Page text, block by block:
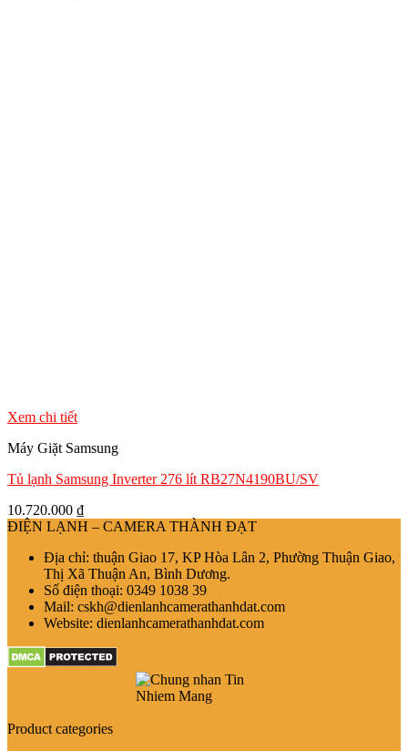
Xem chi tiết
Máy Giặt Samsung
Tủ lạnh Samsung Inverter 276 lít RB27N4190BU/SV
10.720.000 ₫
ĐIỆN LẠNH – CAMERA THÀNH ĐẠT
Địa chỉ: thuận Giao 17, KP Hòa Lân 2, Phường Thuận Giao,
Thị Xã Thuận An, Bình Dương.
Số điện thoại: 0349 1038 39
Mail: cskh@dienlanhcamerathanhdat.com
Website: dienlanhcamerathanhdat.com
Product categories